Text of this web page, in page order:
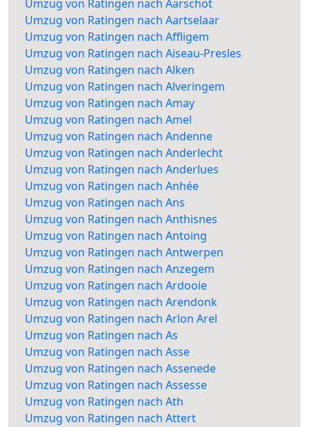
Umzug von Ratingen nach Aarschot
Umzug von Ratingen nach Aartselaar
Umzug von Ratingen nach Affligem
Umzug von Ratingen nach Aiseau-Presles
Umzug von Ratingen nach Alken
Umzug von Ratingen nach Alveringem
Umzug von Ratingen nach Amay
Umzug von Ratingen nach Amel
Umzug von Ratingen nach Andenne
Umzug von Ratingen nach Anderlecht
Umzug von Ratingen nach Anderlues
Umzug von Ratingen nach Anhée
Umzug von Ratingen nach Ans
Umzug von Ratingen nach Anthisnes
Umzug von Ratingen nach Antoing
Umzug von Ratingen nach Antwerpen
Umzug von Ratingen nach Anzegem
Umzug von Ratingen nach Ardooie
Umzug von Ratingen nach Arendonk
Umzug von Ratingen nach Arlon Arel
Umzug von Ratingen nach As
Umzug von Ratingen nach Asse
Umzug von Ratingen nach Assenede
Umzug von Ratingen nach Assesse
Umzug von Ratingen nach Ath
Umzug von Ratingen nach Attert